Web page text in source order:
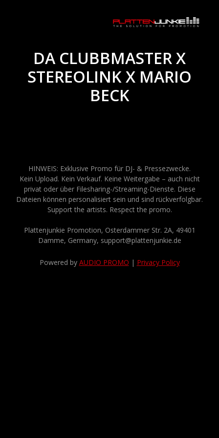
DA CLUBBMASTER X
STEREOLINK X MARIO
BECK
HINWEIS: Exklusive Promo für DJ- & Pressezwecke.
Kein Upload. Kein Verkauf. Keine Weitergabe – auch nicht
privat oder über Filesharing-/Streaming-Dienste. Diese
Dateien können personalisiert sein und sind rückverfolgbar.
Support the artists. Respect the promo.
Plattenjunkie Promotion, Osterdammer Str. 2A, 49401
Damme, Germany, support@plattenjunkie.de
Powered by AUDIO PROMO | Privacy Policy